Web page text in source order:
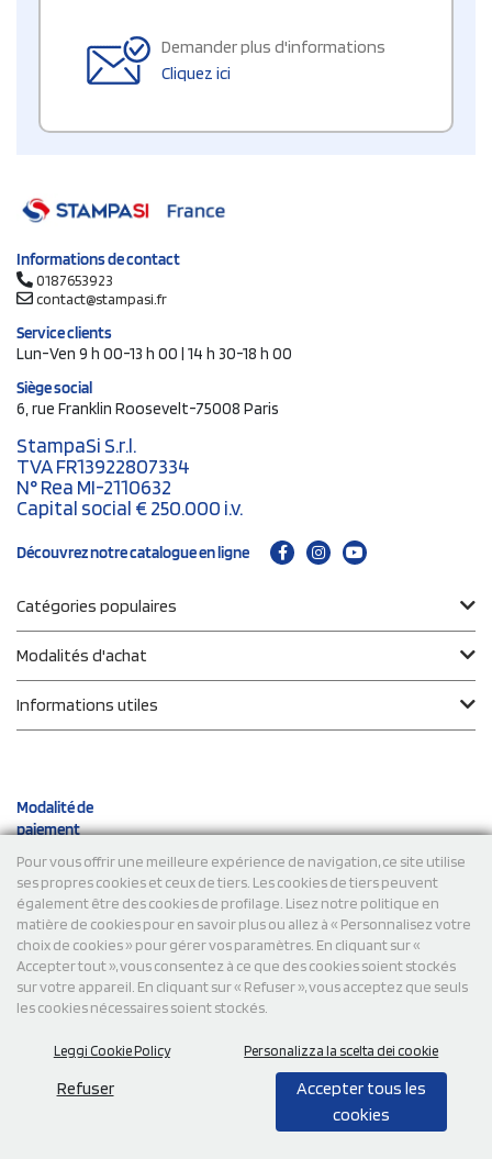
Pour vous offrir une meilleure expérience de navigation, ce site utilise
ses propres cookies et ceux de tiers. Les cookies de tiers peuvent
également être des cookies de profilage. Lisez notre politique en
matière de cookies pour en savoir plus ou allez à « Personnalisez votre
choix de cookies » pour gérer vos paramètres. En cliquant sur «
Accepter tout », vous consentez à ce que des cookies soient stockés
sur votre appareil. En cliquant sur « Refuser », vous acceptez que seuls
les cookies nécessaires soient stockés.
Leggi Cookie Policy Personalizza la scelta dei cookie
Refuser
Accepter tous les
cookies
Demander plus d'informations
Cliquez ici
Informations de contact
0187653923
contact@stampasi.fr
Service clients
Lun-Ven 9 h 00-13 h 00 | 14 h 30-18 h 00
Siège social
6, rue Franklin Roosevelt-75008 Paris
StampaSi S.r.l.
TVA FR13922807334
N° Rea MI-2110632
Capital social € 250.000 i.v.
Découvrez notre catalogue en ligne
Catégories populaires
Modalités d'achat
Informations utiles
Modalité de
paiement
Expéditions
© 2026 StampaSi s.r.l. TOUS DROITS RÉSERVÉS - TVA
FR13922807334